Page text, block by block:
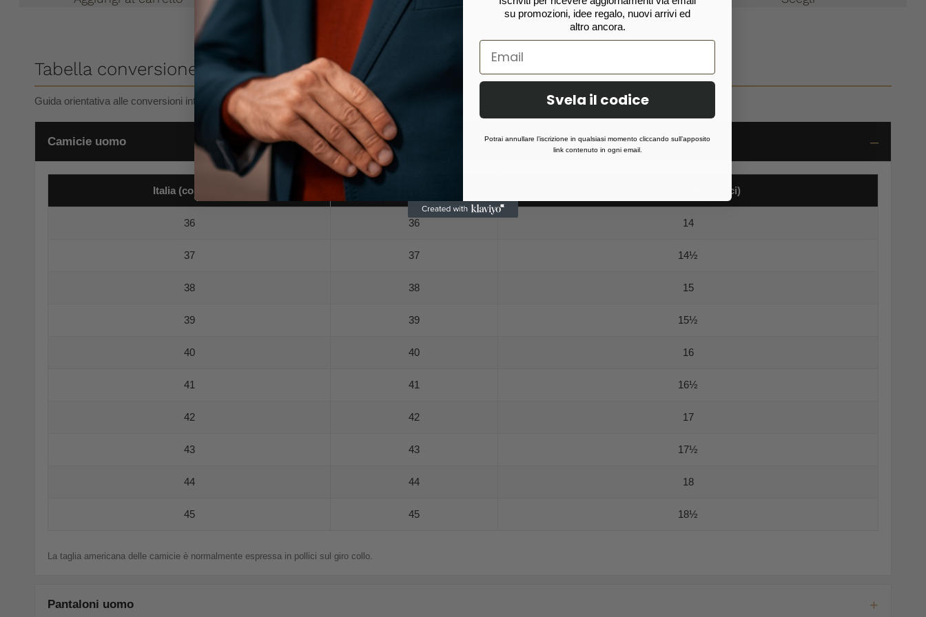
Tabella conversione taglie uomo
Guida orientativa alle conversioni internazionali per camicie, pantaloni e abiti uomo.
Camicie uomo
Italia (collo cm) America (collo pollici)
36 36 14
37 37 14½
38 38 15
39 39 15½
40 40 16
41 41 16½
42 42 17
43 43 17½
44 44 18
45 45 18½
La taglia americana delle camicie è normalmente espressa in pollici sul giro collo.
Pantaloni uomo
su promozioni, idee regalo, nuovi arrivi ed
altro ancora.
Svela il codice
Potrai annullare l’iscrizione in qualsiasi momento cliccando sull’apposito
link contenuto in ogni email.